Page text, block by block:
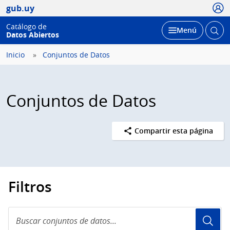
gub.uy
Catálogo de
Datos Abiertos
Desplegar
Menú Abrir
Inicio Conjuntos de Datos
Conjuntos de Datos
Compartir esta página
Filtros
conjuntos